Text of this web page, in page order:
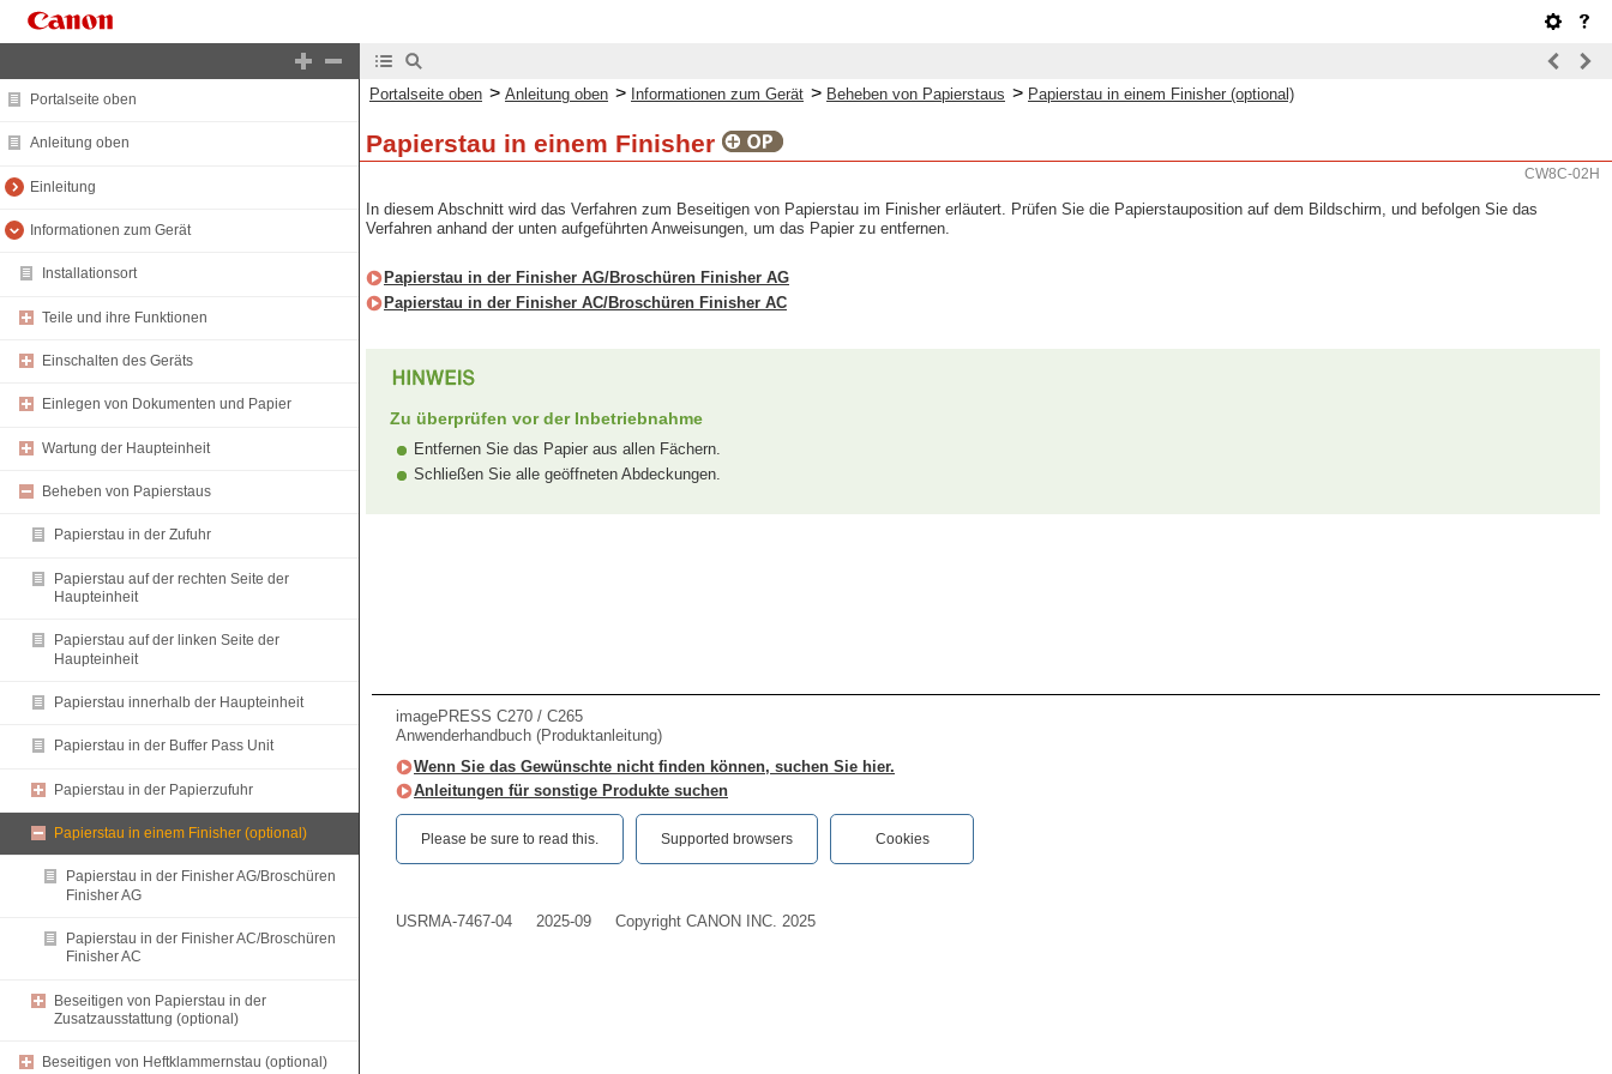
Portalseite oben
Anleitung oben
Einleitung
Informationen zum Gerät
Installationsort
Teile und ihre Funktionen
Einschalten des Geräts
Einlegen von Dokumenten und Papier
Wartung der Haupteinheit
Beheben von Papierstaus
Papierstau in der Zufuhr
Papierstau auf der rechten Seite der
Haupteinheit
Papierstau auf der linken Seite der
Haupteinheit
Papierstau innerhalb der Haupteinheit
Papierstau in der Buffer Pass Unit
Papierstau in der Papierzufuhr
Papierstau in einem Finisher (optional)
Papierstau in der Finisher AG/Broschüren
Finisher AG
Papierstau in der Finisher AC/Broschüren
Finisher AC
Beseitigen von Papierstau in der
Zusatzausstattung (optional)
Beseitigen von Heftklammernstau (optional)
Portalseite oben > Anleitung oben > Informationen zum Gerät > Beheben von Papierstaus > Papierstau in einem Finisher (optional)
Papierstau in einem Finisher
CW8C-02H
In diesem Abschnitt wird das Verfahren zum Beseitigen von Papierstau im Finisher erläutert. Prüfen Sie die Papierstauposition auf dem Bildschirm, und befolgen Sie das
Verfahren anhand der unten aufgeführten Anweisungen, um das Papier zu entfernen.
Papierstau in der Finisher AG/Broschüren Finisher AG
Papierstau in der Finisher AC/Broschüren Finisher AC
Zu überprüfen vor der Inbetriebnahme
Entfernen Sie das Papier aus allen Fächern.
Schließen Sie alle geöffneten Abdeckungen.
imagePRESS C270 / C265
Anwenderhandbuch (Produktanleitung)
Wenn Sie das Gewünschte nicht finden können, suchen Sie hier.
Anleitungen für sonstige Produkte suchen
Please be sure to read this.‎ Supported browsers Cookies
USRMA-7467-04 2025-09 Copyright CANON INC. 2025